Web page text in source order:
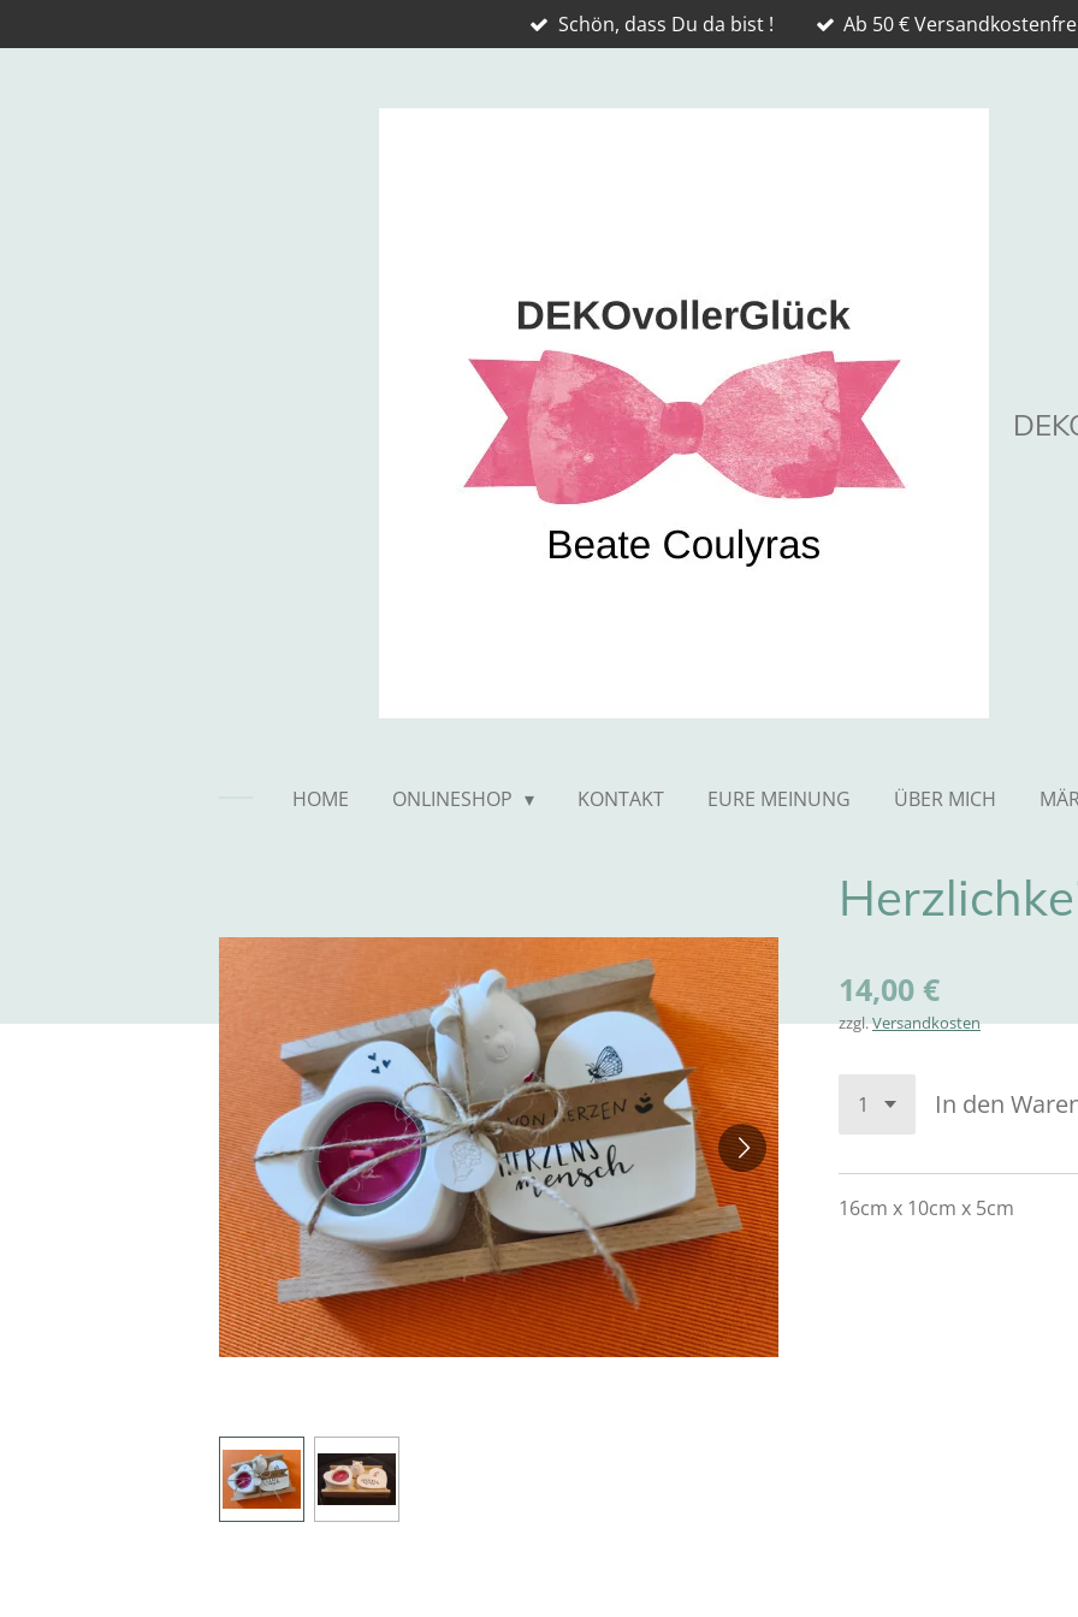
Hauptinhalt
Schön, dass Du da bist ! Ab 50 €
HOME ONLINESHOP KONTAKT EURE MEINUNG ÜBER MICH
14,00 €
zzgl.Versandkosten
In den
16cm x 10cm x 5cm